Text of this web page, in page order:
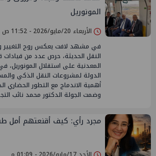
المونوريل
الأربعاء 20/مايو/2026 - 11:52 ص
في مشهد لافت يعكس روح التغيير
النقل الحديثة، حرص عدد من قيادات
المعدنية على استقلال
الدولة لمشروعات النقل الذكي
أهمية الاندماج مع التطور الحضاري
وضمت الجولة الدكتور محمد نائب
مجرد رأي: كيف أقنعتهم أمل